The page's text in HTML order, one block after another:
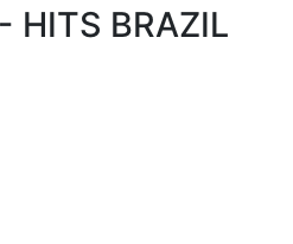
HITS BRAZIL